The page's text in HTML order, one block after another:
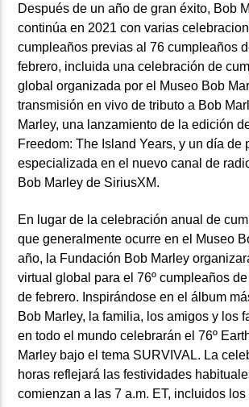
Después de un año de gran éxito, Bob
continúa en 2021 con varias
cumpleaños previas al76 cumpleaños
febrero, incluida una celebración de
global organizada por el Museo Bob
transmisión en vivo de tributo a Bob
Marley, una lanzamiento de la edición
Freedom: The Island Years, y un día de
especializada en el nuevo canal de
Bob Marley de SiriusXM.
En lugar de la celebración anual de
que generalmente ocurre en el Museo
año, la Fundación Bob Marley
virtual global para el 76º cumpleaños
de febrero. Inspirándose en el álbum
Bob Marley, la familia, los amigos y los
en todo el mundo celebrarán el 76º
Marley bajo el tema SURVIVAL. La
horas reflejará las festividades
comienzan a las 7 a.m. ET, incluidos